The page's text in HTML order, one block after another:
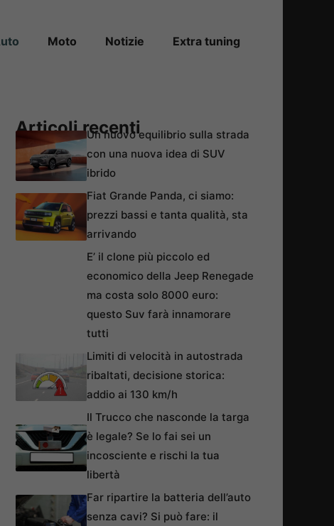
Moto Notizie Extra tuning
Articoli recentiUn nuovo equilibrio sulla strada
con una nuova idea di SUV
ibrido
Fiat Grande Panda, ci siamo:
prezzi bassi e tanta qualità, sta
arrivando
E’ il clone più piccolo ed
economico della Jeep Renegade
ma costa solo 8000 euro:
questo Suv farà innamorare
tutti
Limiti di velocità in autostrada
ribaltati, decisione storica:
addio ai 130 km/h
Il Trucco che nasconde la targa
è legale? Se lo fai sei un
incosciente e rischi la tua
libertà
Far ripartire la batteria dell’auto
senza cavi? Si può fare: il